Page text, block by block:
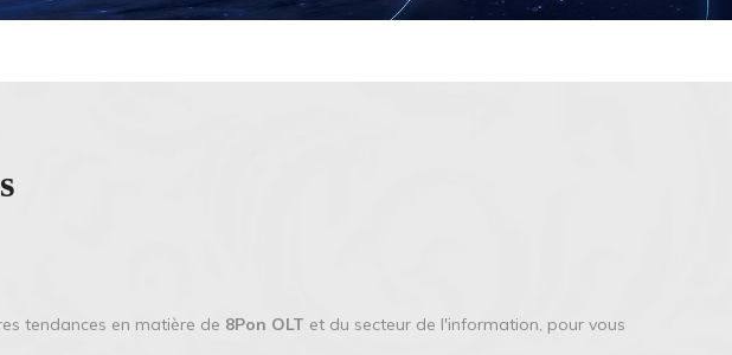
tendances en matière de 8Pon OLT et du secteur de l'information, pour vous